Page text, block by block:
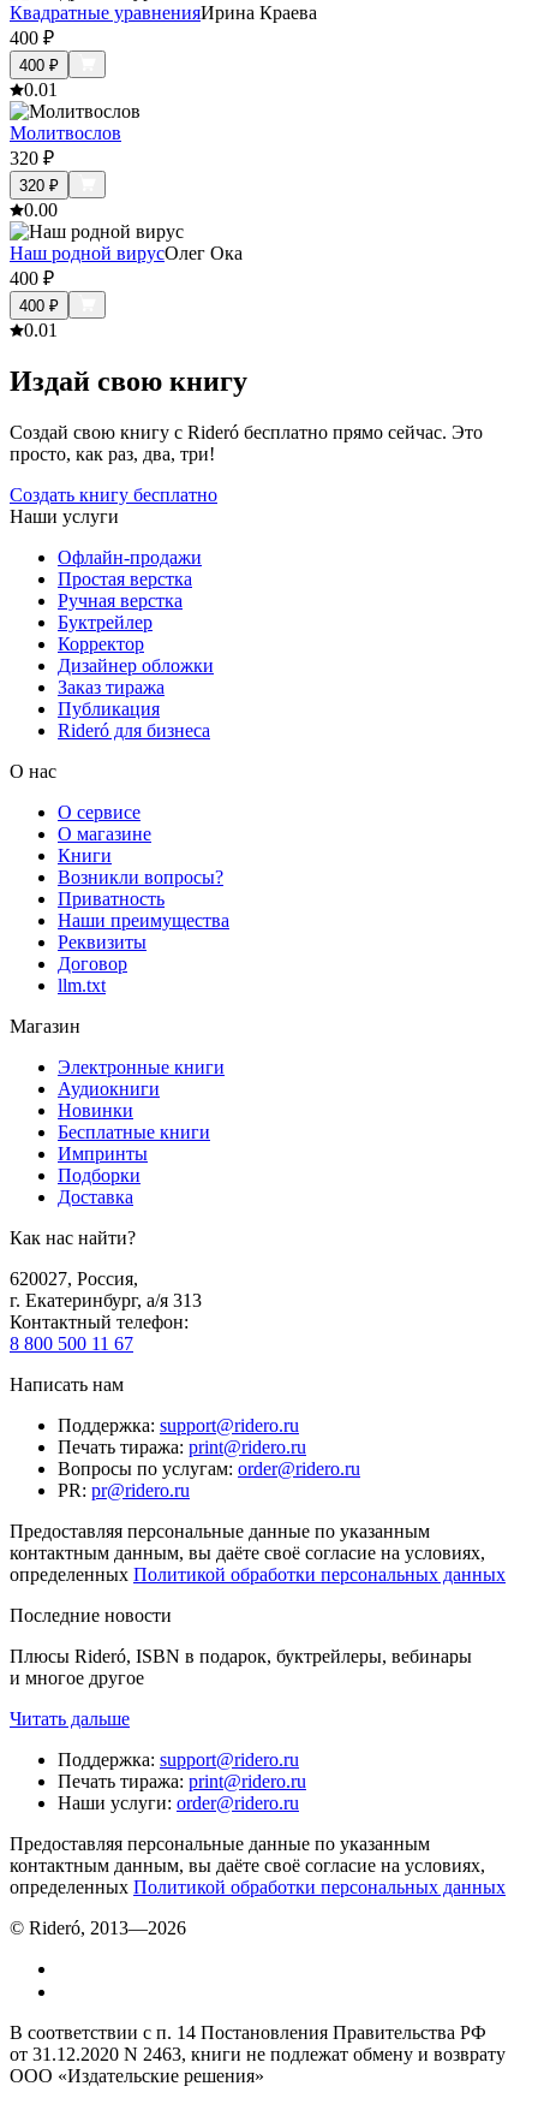
Квадратные уравненияИрина Краева
400 ₽
400 ₽
0.01
Молитвослов
320 ₽
320 ₽
0.00
Наш родной вирусОлег Ока
400 ₽
400 ₽
0.01
Издай свою книгу
Создай свою книгу с Rideró бесплатно прямо сейчас. Это
просто, как раз, два, три!
Создать книгу бесплатно
Наши услуги
Офлайн-продажи
Простая верстка
Ручная верстка
Буктрейлер
Корректор
Дизайнер обложки
Заказ тиража
Публикация
Rideró для бизнеса
О нас
О сервисе
О магазине
Книги
Возникли вопросы?
Приватность
Наши преимущества
Реквизиты
Договор
llm.txt
Магазин
Электронные книги
Аудиокниги
Новинки
Бесплатные книги
Импринты
Подборки
Доставка
Как нас найти?
620027, Россия,
г. Екатеринбург, а/я 313
Контактный телефон:
8 800 500 11 67
Написать нам
Поддержка: support@ridero.ru
Печать тиража: print@ridero.ru
Вопросы по услугам: order@ridero.ru
PR: pr@ridero.ru
Предоставляя персональные данные по указанным
контактным данным, вы даёте своё согласие на условиях,
определенных Политикой обработки персональных данных
Последние новости
Плюсы Rideró, ISBN в подарок, буктрейлеры, вебинары
и многое другое
Читать дальше
Поддержка: support@ridero.ru
Печать тиража: print@ridero.ru
Наши услуги: order@ridero.ru
Предоставляя персональные данные по указанным
контактным данным, вы даёте своё согласие на условиях,
определенных Политикой обработки персональных данных
© Rideró, 2013—2026
В соответствии с п. 14 Постановления Правительства РФ
от 31.12.2020 N 2463, книги не подлежат обмену и возврату
ООО «Издательские решения»